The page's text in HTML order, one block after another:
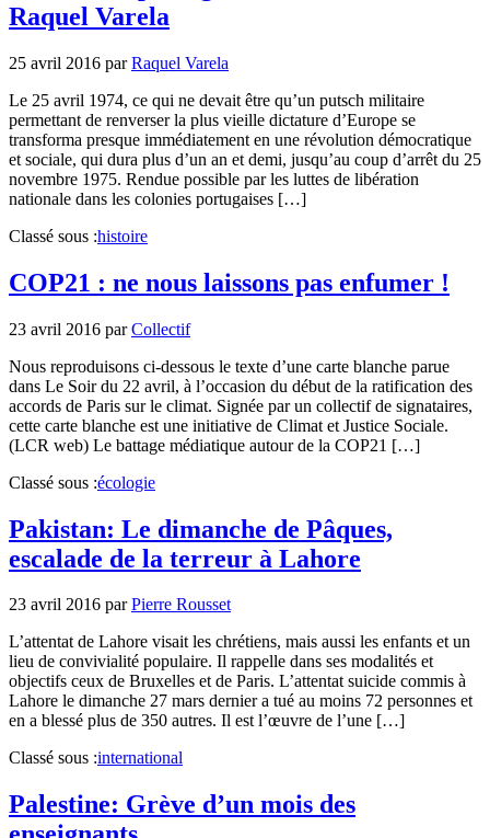
Raquel Varela
25 avril 2016 parRaquel Varela
Le 25 avril 1974, ce qui ne devait être qu’un putsch militaire
permettant de renverser la plus vieille dictature d’Europe se
transforma presque immédiatement en une révolution démocratique
et sociale, qui dura plus d’un an et demi, jusqu’au coup d’arrêt du 25
novembre 1975. Rendue possible par les luttes de libération
nationale dans les colonies portugaises […]
Classé sous :histoire
COP21 : ne nous laissons pas enfumer !
23 avril 2016 parCollectif
Nous reproduisons ci-dessous le texte d’une carte blanche parue
dans Le Soir du 22 avril, à l’occasion du début de la ratification des
accords de Paris sur le climat. Signée par un collectif de signataires,
cette carte blanche est une initiative de Climat et Justice Sociale.
(LCR web) Le battage médiatique autour de la COP21 […]
Classé sous :écologie
Pakistan: Le dimanche de Pâques,
escalade de la terreur à Lahore
23 avril 2016 parPierre Rousset
L’attentat de Lahore visait les chrétiens, mais aussi les enfants et un
lieu de convivialité populaire. Il rappelle dans ses modalités et
objectifs ceux de Bruxelles et de Paris. L’attentat suicide commis à
Lahore le dimanche 27 mars dernier a tué au moins 72 personnes et
en a blessé plus de 350 autres. Il est l’œuvre de l’une […]
Classé sous :international
Palestine: Grève d’un mois des